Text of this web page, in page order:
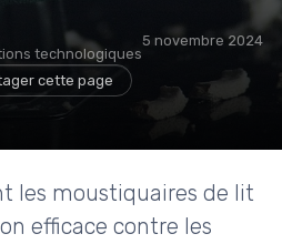
technologiques
5 novembre 2024
cette page
les moustiquaires de lit
efficace contre les